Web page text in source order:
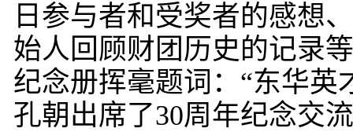
日参与者和受奖者的感想
始人回顾财团历史的记录
纪念册挥毫题词：“东华英
孔朝出席了30周年纪念交